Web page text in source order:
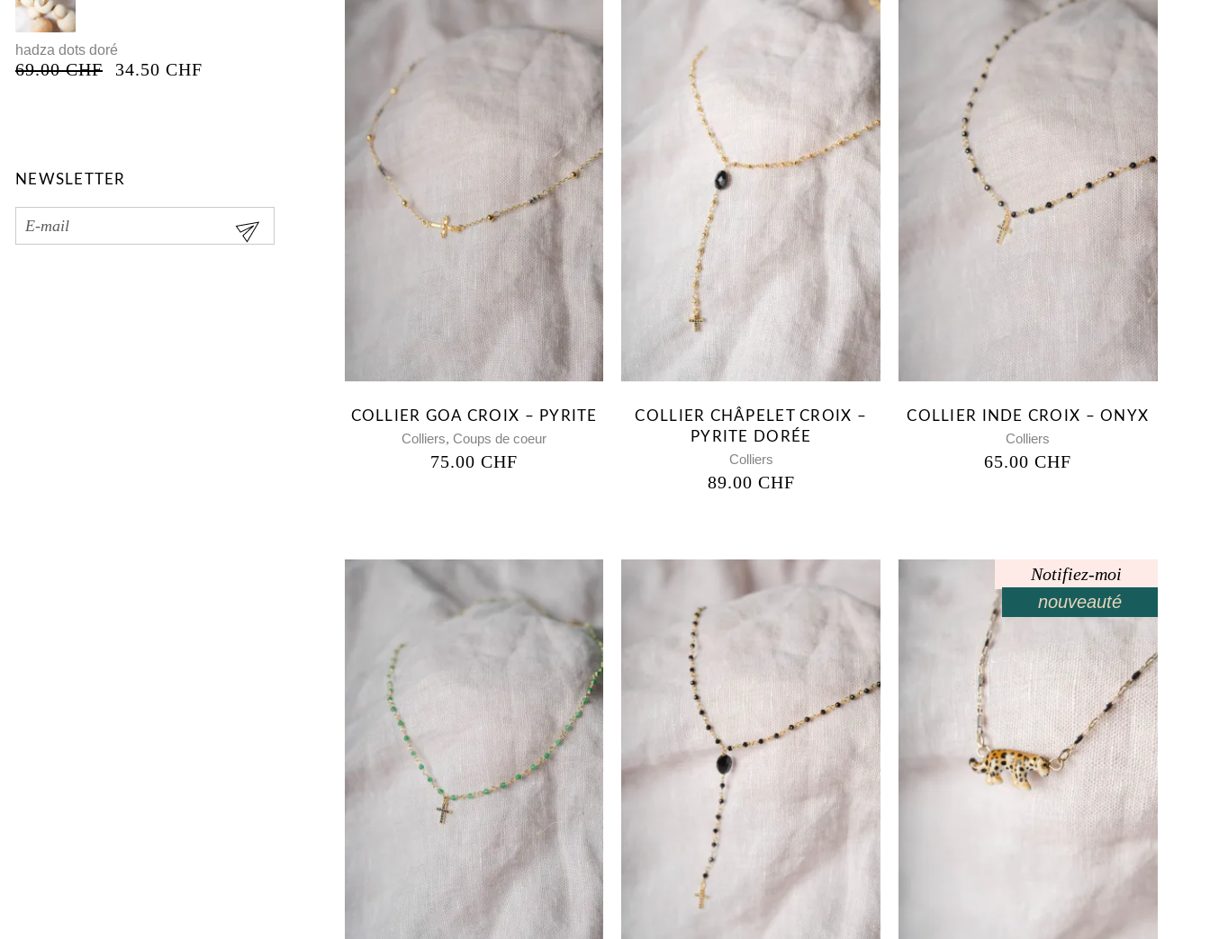
hadza dots doré
69.00CHF 34.50 CHF
NEWSLETTER
COLLIER GOA CROIX – PYRITE
Colliers,Coups de coeur
75.00CHF
COLLIER CHÂPELET CROIX –
PYRITE DORÉE
Colliers
89.00 CHF
COLLIER INDE CROIX – ONYX
Colliers
65.00CHF
Notifiez-moi
nouveauté